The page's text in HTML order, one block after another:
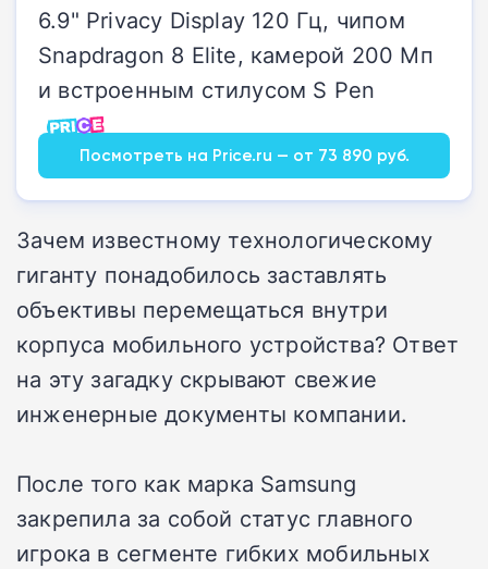
6.9" Privacy Display 120 Гц, чипом
Snapdragon 8 Elite, камерой 200 Мп
и встроенным стилусом S Pen
Посмотреть на Price.ru — от 73 890 руб.
Зачем известному технологическому
гиганту понадобилось заставлять
объективы перемещаться внутри
корпуса мобильного устройства? Ответ
на эту загадку скрывают свежие
инженерные документы компании.
После того как марка Samsung
закрепила за собой статус главного
игрока в сегменте гибких мобильных